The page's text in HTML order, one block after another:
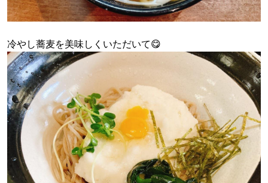
冷やし蕎麦を美味しくいただいて😋